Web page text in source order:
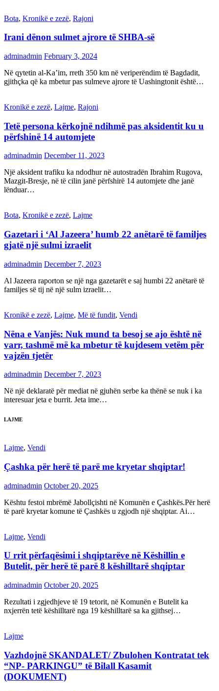
Bota, Kronikë e zezë, Rajoni
Irani dënon sulmet ajrore të SHBA-së
adminadmin February 3, 2024
Në qytetin al-Ka’im, rreth 350 km në veriperëndim të Bagdadit,
gjithçka që ka mbetur pas sulmeve ajrore të Uashingtonit është…
Kronikë e zezë, Lajme, Rajoni
Tetë persona kërkojnë ndihmë pas aksidentit ku u
përfshinë 14 automjete
adminadmin December 11, 2023
Një aksident trafiku ka ndodhur në autostradën Ibrahim Rugova,
Mazgit-Bresje, në të cilin janë përfshirë 14 automjete dhe janë
lënduar…
Bota, Kronikë e zezë, Lajme
Gazetari i ‘Al Jazeera’ humb 22 anëtarë të familjes
gjatë një sulmi izraelit
adminadmin December 7, 2023
Al Jazeera raporton se një nga gazetarët e saj humbi 22 anëtarë të
familjes së tij në një sulm izraelit…
Kronikë e zezë, Lajme, Më të fundit, Vendi
Nëna e Vanjës: Nuk mund ta besoj se ajo është në
varr, tashmë më ka mbetur të kujdesem vetëm për
vajzën tjetër
adminadmin December 7, 2023
Në një deklaratë për mediat në gjuhën serbe ka thënë se nuk i ka
interesuar jeta e burrit. Jeta ime…
LAJME
Lajme, Vendi
Çashka për herë të parë me kryetar shqiptar!
adminadmin October 20, 2025
Kështu festoi mbrëmë Jabollçishti në Komunën e Çashkës.Për herë
të parë kryetar komune të Çashkës u zgjodh një shqiptar. Ai…
Lajme, Vendi
U rrit përfaqësimi i shqiptarëve në Këshillin e
Butelit, për herë të parë 8 këshilltarë shqiptar
adminadmin October 20, 2025
Rezultati i zgjedhjeve të 19 tetorit, në Komunën e Butelit ka
nxjerrën tetë këshilltarë nga 19 këshilltarë sa ka gjithsej…
Lajme
Vazhdojnë SKANDALET/ Zbulohen Kontratat tek
“NP- PARKINGU” të Bilall Kasamit
(DOKUMENT)